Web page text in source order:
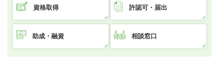
資格取得 許認可・届出
助成・融資 相談窓口